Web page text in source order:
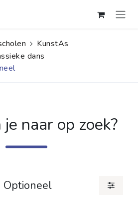
KunstAs
dans
naar op zoek?
Optioneel